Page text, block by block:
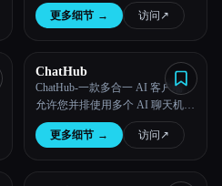
更多细节 → 访问 ↗︎
ChatHub
ChatHub-一款多合一 AI 客户端，
允许您并排使用多个 AI 聊天机器
人
更多细节 → 访问 ↗︎